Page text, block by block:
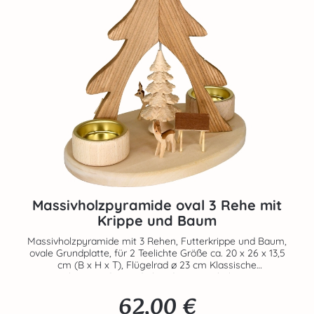
Massivholzpyramide oval 3 Rehe mit
Krippe und Baum
Massivholzpyramide mit 3 Rehen, Futterkrippe und Baum,
ovale Grundplatte, für 2 Teelichte Größe ca. 20 x 26 x 13,5
cm (B x H x T), Flügelrad ø 23 cm Klassische
Tischpyramide mit drehender Massivholztanne.
erzgebirgische Handarbeit. Die von Hand geschnitzten
Regulärer Preis: